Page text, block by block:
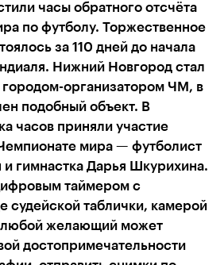
часы обратного отсчёта
по футболу. Торжественное
за 110 дней до начала
Нижний Новгород стал
городом-организатором ЧМ, в
подобный объект. В
часов приняли участие
мира — футболист
гимнастка Дарья Шкурихина.
таймером с
судейской таблички, камерой
любой желающий может
достопримечательности